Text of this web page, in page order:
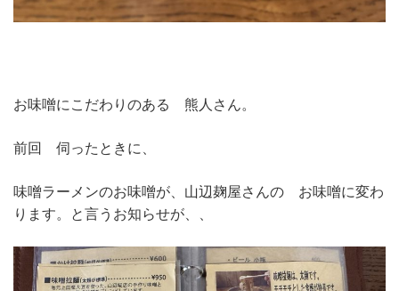
お味噌にこだわりのある 熊人さん。
前回 伺ったときに、
味噌ラーメンのお味噌が、山辺麹屋さんの お味噌に変わ
ります。と言うお知らせが、、